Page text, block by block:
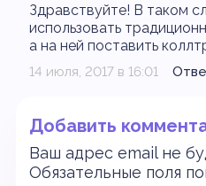
Здравствуйте! В таком
использовать
а на ней поставить
14 июля, 2017 в 16:01
Добавить
Ваш адрес email не
Обязательные поля